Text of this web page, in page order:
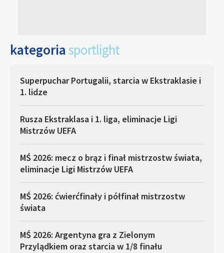
kategoria sportlight
Superpuchar Portugalii, starcia w Ekstraklasie i
1. lidze
Rusza Ekstraklasa i 1. liga, eliminacje Ligi
Mistrzów UEFA
MŚ 2026: mecz o brąz i finał mistrzostw świata,
eliminacje Ligi Mistrzów UEFA
MŚ 2026: ćwierćfinały i półfinał mistrzostw
świata
MŚ 2026: Argentyna gra z Zielonym
Przylądkiem oraz starcia w 1/8 finału